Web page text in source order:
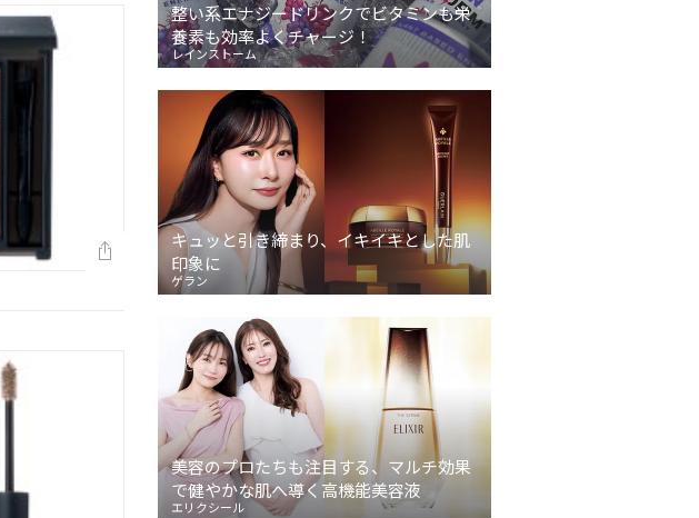
整い系エナジードリンクでビタミンも栄
養素も効率よくチャージ！
レインストーム
キュッと引き締まり、イキイキとした肌
印象に
ゲラン
美容のプロたちも注目する、マルチ効果
で健やかな肌へ導く高機能美容液
エリクシール